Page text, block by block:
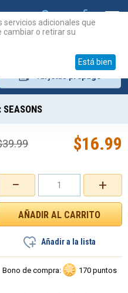
+
−
$16.99
39.99
Añadir a la lista
Bono de compra: 170 puntos
servicios adicionales que
cambiar o retirar su
Está bien